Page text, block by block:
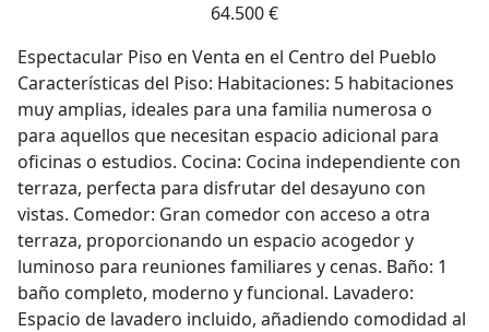
64.500 €
Espectacular Piso en Venta en el Centro del Pueblo
Características del Piso: Habitaciones: 5 habitaciones
muy amplias, ideales para una familia numerosa o
para aquellos que necesitan espacio adicional para
oficinas o estudios. Cocina: Cocina independiente con
terraza, perfecta para disfrutar del desayuno con
vistas. Comedor: Gran comedor con acceso a otra
terraza, proporcionando un espacio acogedor y
luminoso para reuniones familiares y cenas. Baño: 1
baño completo, moderno y funcional. Lavadero:
Espacio de lavadero incluido, añadiendo comodidad al